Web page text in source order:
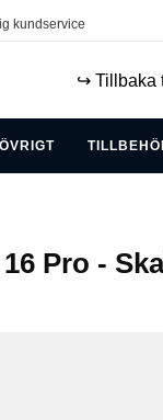
kundservice
↪️ Tillbaka
ÖVRIGT
Pro -